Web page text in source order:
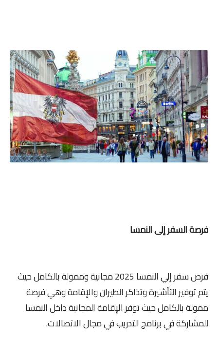
فرصة السفر إلى النمسا
فرص سفر إلي النمسا 2025 مجانية وممولة بالكامل حيث
يتم توفير التأشيرة وتذاكر الطيران والإقامة وهي فرصة
ممولة بالكامل حيث توفر الإقامة المجانية داخل النمسا
للمشاركة في برنامج التدريب في مجال الاتصالات.